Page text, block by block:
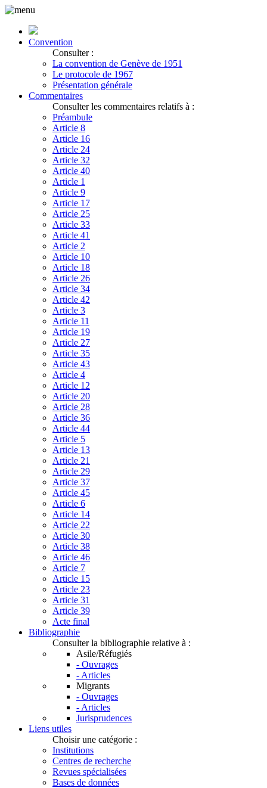
Convention
Consulter :
La convention de Genève de 1951
Le protocole de 1967
Présentation générale
Commentaires
Consulter les commentaires relatifs à :
Préambule
Article 8
Article 16
Article 24
Article 32
Article 40
Article 1
Article 9
Article 17
Article 25
Article 33
Article 41
Article 2
Article 10
Article 18
Article 26
Article 34
Article 42
Article 3
Article 11
Article 19
Article 27
Article 35
Article 43
Article 4
Article 12
Article 20
Article 28
Article 36
Article 44
Article 5
Article 13
Article 21
Article 29
Article 37
Article 45
Article 6
Article 14
Article 22
Article 30
Article 38
Article 46
Article 7
Article 15
Article 23
Article 31
Article 39
Acte final
Bibliographie
Consulter la bibliographie relative à :
Asile/Réfugiés
- Ouvrages
- Articles
Migrants
- Ouvrages
- Articles
Jurisprudences
Liens utiles
Choisir une catégorie :
Institutions
Centres de recherche
Revues spécialisées
Bases de données